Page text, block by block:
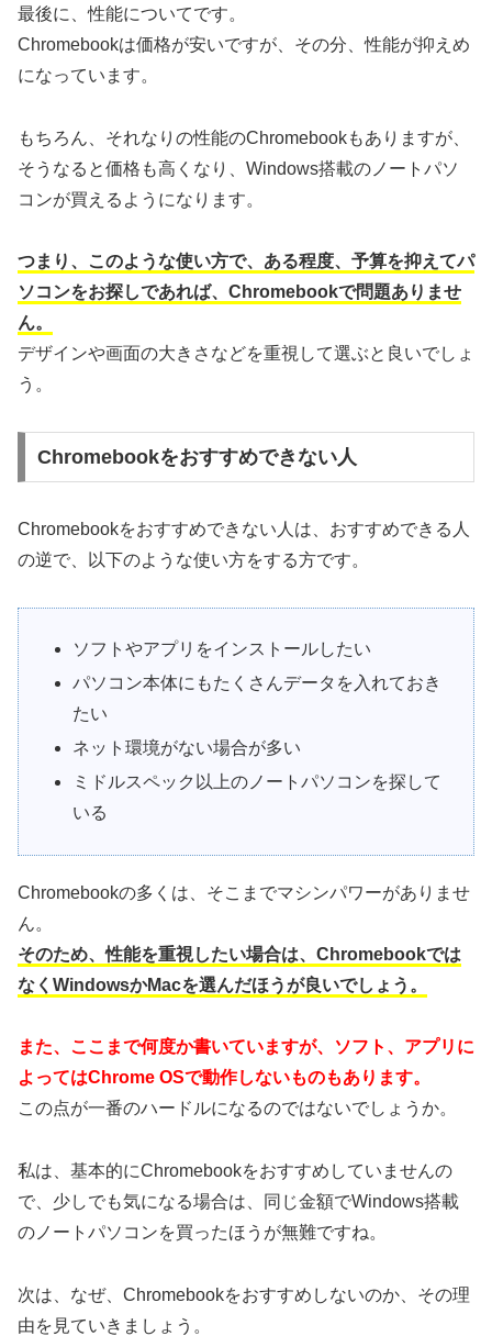
最後に、性能についてです。
Chromebookは価格が安いですが、その分、性能が抑えめ
になっています。
もちろん、それなりの性能のChromebookもありますが、
そうなると価格も高くなり、Windows搭載のノートパソ
コンが買えるようになります。
つまり、このような使い方で、ある程度、予算を抑えてパ
ソコンをお探しであれば、Chromebookで問題ありませ
ん。
デザインや画面の大きさなどを重視して選ぶと良いでしょ
う。
Chromebookをおすすめできない人
Chromebookをおすすめできない人は、おすすめできる人
の逆で、以下のような使い方をする方です。
ソフトやアプリをインストールしたい
パソコン本体にもたくさんデータを入れておき
たい
ネット環境がない場合が多い
ミドルスペック以上のノートパソコンを探して
いる
Chromebookの多くは、そこまでマシンパワーがありませ
ん。
そのため、性能を重視したい場合は、Chromebookでは
なくWindowsかMacを選んだほうが良いでしょう。
また、ここまで何度か書いていますが、ソフト、アプリに
よってはChrome OSで動作しないものもあります。
この点が一番のハードルになるのではないでしょうか。
私は、基本的にChromebookをおすすめしていませんの
で、少しでも気になる場合は、同じ金額でWindows搭載
のノートパソコンを買ったほうが無難ですね。
次は、なぜ、Chromebookをおすすめしないのか、その理
由を見ていきましょう。